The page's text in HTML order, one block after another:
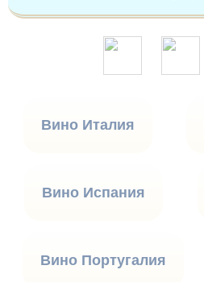
Вино Италия
Вино Испания
Вино Португалия